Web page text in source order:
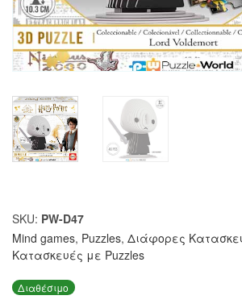
SKU: PW-D47
Mind games, Puzzles, Διάφορες
Κατασκευές με Puzzles
Διαθέσιμο